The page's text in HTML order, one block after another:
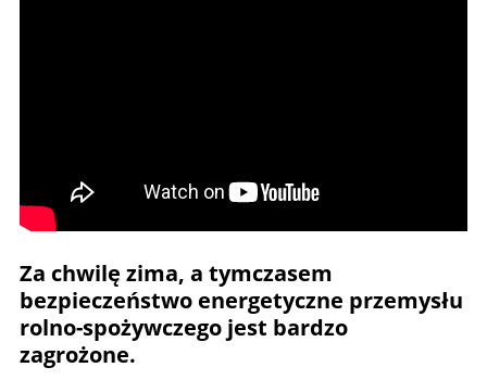
Za chwilę zima, a tymczasem
bezpieczeństwo energetyczne przemysłu
rolno-spożywczego jest bardzo
zagrożone.